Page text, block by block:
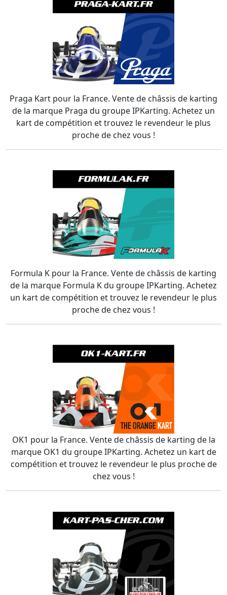
Praga Kart pour la France. Vente de châssis de karting
de la marque Praga du groupe IPKarting. Achetez un
kart de compétition et trouvez le revendeur le plus
proche de chez vous !
Formula K pour la France. Vente de châssis de karting
de la marque Formula K du groupe IPKarting. Achetez
un kart de compétition et trouvez le revendeur le plus
proche de chez vous !
OK1 pour la France. Vente de châssis de karting de la
marque OK1 du groupe IPKarting. Achetez un kart de
compétition et trouvez le revendeur le plus proche de
chez vous !